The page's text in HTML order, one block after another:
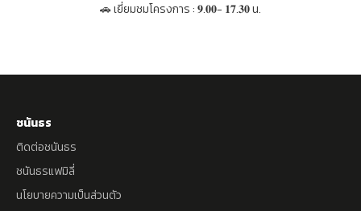
🚗 เยี่ยมชมโครงการ : 𝟗.𝟎𝟎- 𝟏𝟕.𝟑𝟎 น.
ชนันธร
ติดต่อชนันธร
ชนันธรแฟมิลี่
นโยบายความเป็นส่วนตัว